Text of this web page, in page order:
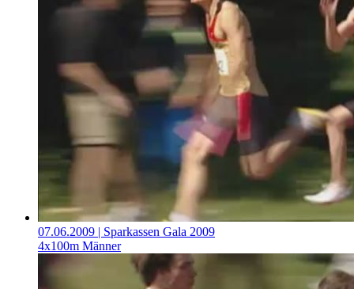
07.06.2009 | Sparkassen Gala 2009
4x100m Männer